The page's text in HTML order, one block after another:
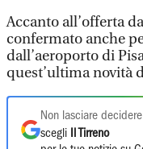
Accanto all’offerta
confermato anche
dall’aeroporto di
quest’ultima novità
Non lasciare
scegli
Il Tirreno